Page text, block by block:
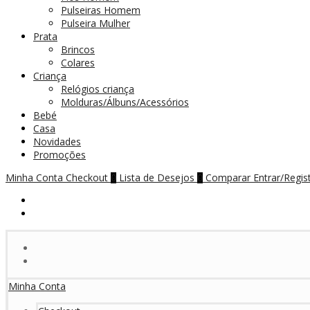
Pulseiras Homem
Pulseira Mulher
Prata
Brincos
Colares
Criança
Relógios criança
Molduras/Álbuns/Acessórios
Bebé
Casa
Novidades
Promoções
Minha Conta Checkout 0 Lista de Desejos 0 Comparar Entrar/
Minha Conta